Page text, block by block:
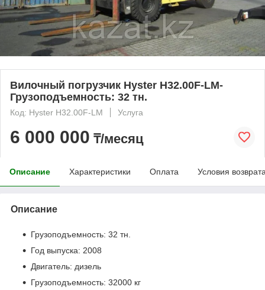
Вилочный погрузчик Hyster H32.00F-LM-
Грузоподъемность: 32 тн.
Код: Hyster H32.00F-LM Услуга
6 000 000 ₸/месяц
Описание Характеристики Оплата Условия
Описание
Грузоподъемность: 32 тн.
Год выпуска: 2008
Двигатель: дизель
Грузоподъемность: 32000 кг